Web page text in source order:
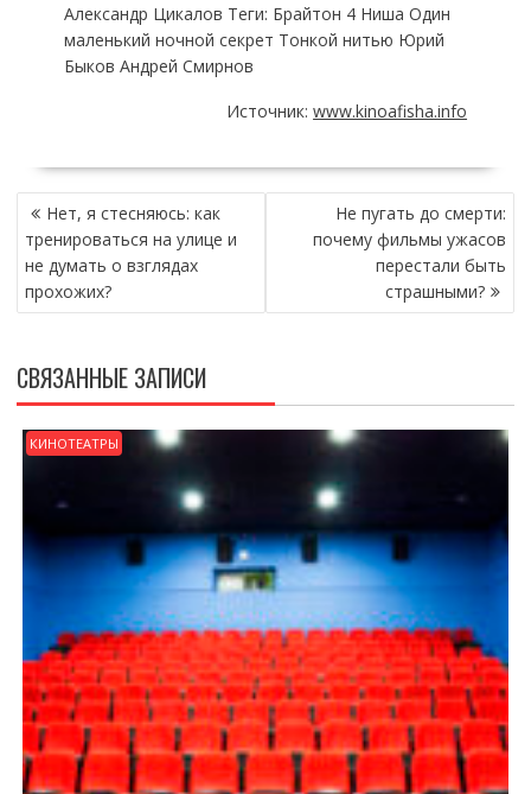
Александр Цикалов Теги: Брайтон 4 Ниша Один
маленький ночной секрет Тонкой нитью Юрий
Быков Андрей Смирнов
Источник:www.kinoafisha.info
НАВИГАЦИЯ
ПО
ЗАПИСЯМ
Нет, я стесняюсь: как
тренироваться на улице и
не думать о взглядах
прохожих?
Не пугать до смерти:
почему фильмы ужасов
перестали быть
страшными?
СВЯЗАННЫЕ ЗАПИСИ
КИНОТЕАТРЫ